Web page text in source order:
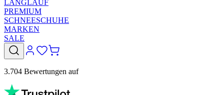
LANGLAUF
PREMIUM
SCHNEESCHUHE
MARKEN
SALE
3.704 Bewertungen auf